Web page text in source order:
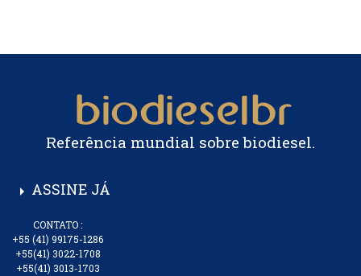
Referência mundial sobre biodiesel.
arrow_right ASSINE JÁ
CONTATO :
+55 (41) 99175-1286
+55(41) 3022-1708
+55(41) 3013-1703